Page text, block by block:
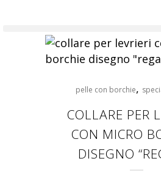
pelle con borchie,
COLLARE PER
CON MICRO
DISEGNO